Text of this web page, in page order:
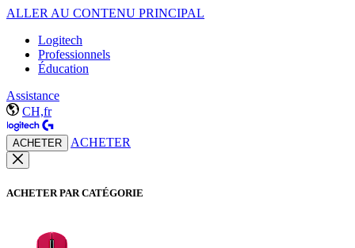
ALLER AU CONTENU PRINCIPAL
Logitech
Professionnels
Éducation
Assistance
CH,fr
ACHETER ACHETER
ACHETER PAR CATÉGORIE